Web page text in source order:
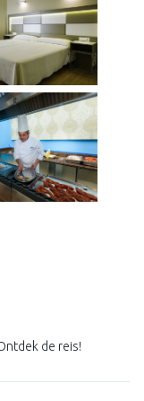
de reis!